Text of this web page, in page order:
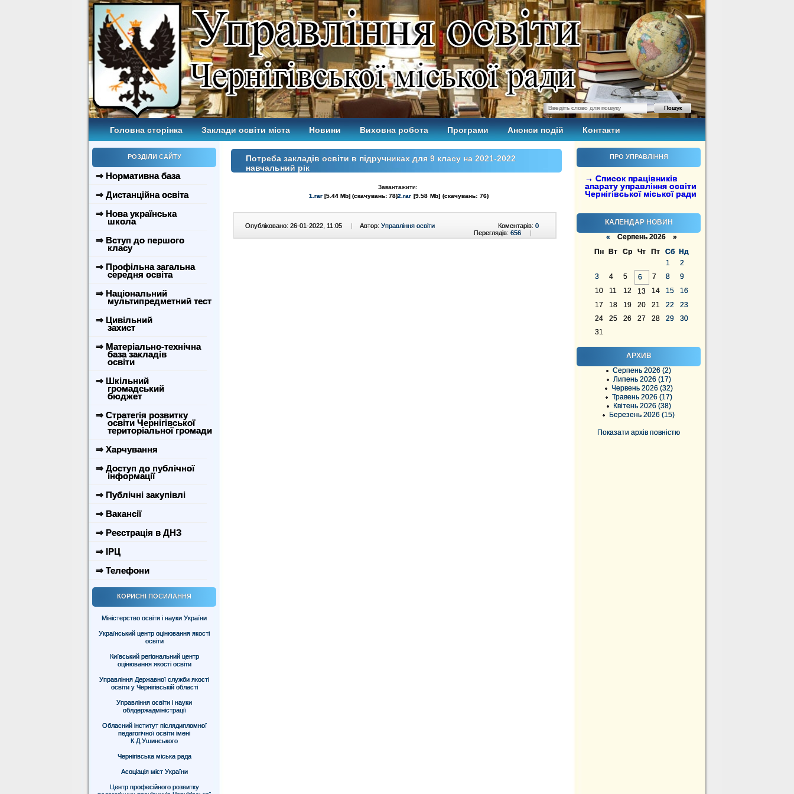
Головна сторінка Заклади освіти міста Новини Виховна робота Програми Анонси подій Контакти
РОЗДІЛИ САЙТУ
⇒ Нормативна база
⇒ Дистанційна освіта
⇒ Нова українська
школа
⇒ Вступ до першого
класу
⇒ Профільна загальна
середня освіта
⇒ Національний
мультипредметний тест
⇒ Цивільний
захист
⇒ Матеріально-технічна
база закладів
освіти
⇒ Шкільний
громадський
бюджет
⇒ Стратегія розвитку
освіти Чернігівської
територіальної громади
⇒ Харчування
⇒ Доступ до публічної
інформації
⇒ Публічні закупівлі
⇒ Вакансії
⇒ Реєстрація в ДНЗ
⇒ ІРЦ
⇒ Телефони
КОРИСНІ ПОСИЛАННЯ
Міністерство освіти і науки України
Український центр оцінювання якості
освіти
Київський регіональний центр
оцінювання якості освіти
Управління Державної служби якості
освіти у Чернігівській області
Управління освіти і науки
облдержадміністрації
Обласний інститут післядипломної
педагогічної освіти імені
К.Д.Ушинського
Чернігівська міська рада
Асоціація міст України
Центр професійного розвитку
ПРО УПРАВЛІННЯ
→ Список працівників
апарату управління освіти
Чернігівської міської ради
КАЛЕНДАР НОВИН
« Серпень 2026 »
Пн
Вт Ср Чт Пт Сб
Нд
1
2
3
4 5 6 7 8
9
10
11 12 13 14 15
16
17
18 19 20 21 22
23
24
25 26 27 28 29
30
31
АРХИВ
Серпень 2026 (2)
Липень 2026 (17)
Червень 2026 (32)
Травень 2026 (17)
Квітень 2026 (38)
Березень 2026 (15)
Показати архів повністю
Потреба закладів освіти в підручниках для 9 класу на 2021-2022
навчальний рік
Завантажити:
1.rar[5.44 Mb] (cкачувань: 78)2.rar[9.58 Mb] (cкачувань: 76)
Опубліковано: 26-01-2022, 11:05 | Автор: Управління освіти Коментарів: 0
Переглядів: 656 |